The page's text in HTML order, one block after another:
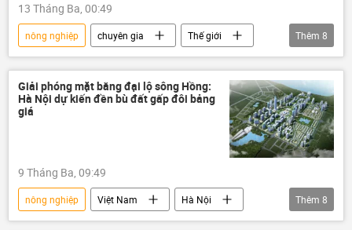
13 Tháng Ba, 00:49
nông nghiệp chuyên gia
Thế giới
khí hậu
Quan điểm-Ý kiến
Khoa học
Skolkovo
DNA
Nga
công nghệ lúa mì
Thêm 8
Giải phóng mặt bằng đại lộ sông Hồng:
Hà Nội dự kiến đền bù đất gấp đôi bảng
giá
9 Tháng Ba, 09:49
nông nghiệp Việt Nam
Hà Nội
đền bù
dự án
sông Hồng
Thêm 8